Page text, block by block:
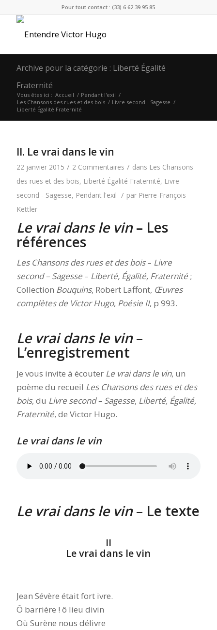
Pour tout contact : (33) 6 62 39 95 85
Archive pour la catégorie : Liberté Égalité
Fraternité
Vous êtes ici : Accueil / Pendant l'exil /
Les Chansons des rues et des bois / Livre second - Sagesse /
Liberté Égalité Fraternité
II. Le vrai dans le vin
22 janvier 2015 / 2 Commentaires / dans Les Chansons
des rues et des bois, Liberté Égalité Fraternité, Livre
second - Sagesse, Pendant l'exil / par Pierre-François
Kettler
Le vrai dans le vin– Les
références
Les Chansons des rues et des bois– Livre
second – Sagesse– Liberté, Égalité, Fraternité;
Collection Bouquins, Robert Laffont, Œuvres
complètes de Victor Hugo, Poésie II, p 993.
Le vrai dans le vin–
L’enregistrement
Je vous invite à écouter Le vrai dans le vin, un
poème du recueil Les Chansons des rues et des
bois, du Livre second – Sagesse, Liberté, Égalité,
Fraternité, de Victor Hugo.
Le vrai dans le vin
Le vrai dans le vin– Le texte
II
Le vrai dans le vin
Jean Sévère était fort ivre.
Ô barrière ! ô lieu divin
Où Surène nous délivre